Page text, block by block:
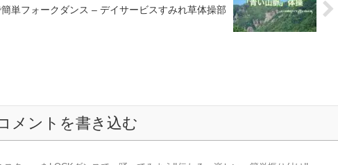
単フォークダンス – デイサービスすみれ草体操部
メントを書き込む